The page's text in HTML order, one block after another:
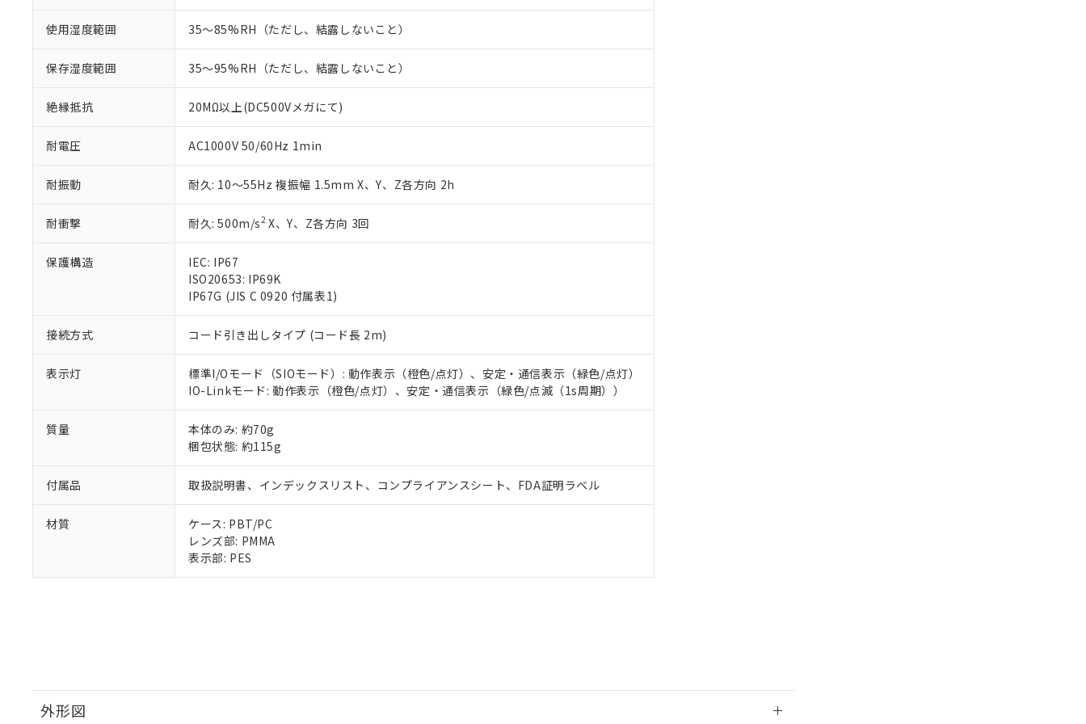
使用湿度範囲 35～85%RH（ただし、結露しないこと）
保存湿度範囲 35～95%RH（ただし、結露しないこと）
絶縁抵抗 20MΩ以上(DC500Vメガにて)
耐電圧 AC1000V 50/60Hz 1min
耐振動 耐久: 10～55Hz 複振幅 1.5mm X、Y、Z各方向 2h
耐衝撃 耐久: 500m/s2X、Y、Z各方向 3回
保護構造
IEC: IP67
ISO20653: IP69K
IP67G (JIS C 0920 付属表1)
接続方式 コード引き出しタイプ (コード長 2m)
表示灯
標準I/Oモード（SIOモード）: 動作表示（橙色/点灯）、安定・通信表示（緑色/点灯）
IO-Linkモード: 動作表示（橙色/点灯）、安定・通信表示（緑色/点滅（1s周期））
質量
本体のみ: 約70g
梱包状態: 約115g
付属品 取扱説明書、インデックスリスト、コンプライアンスシート、FDA証明ラベル
材質
ケース: PBT/PC
レンズ部: PMMA
表示部: PES
外形図
お客様が当ウェブサイト上で当社にご登録された部品リストについて、当社および当社の共同利用者
が、当社の製品・サービスに関するお客様との取引・商談に必要な範囲で利用することをご了承くだ
さい。
※当社の共同利用者とは、
いる法人を指します。
※3 非含有証明書ダウンロード
EU RoHS指令（10物質）の非含有証明書
51物質の非含有証明書（当社基準）
※本証明書は発行日時点で非含有を証明するもので、過去に遡って非含有を証明するものではありません。
また、RoHS指令のフタル酸エステル類４物質の対応では、対応完了までの期間は出荷製品に未対応品が
既に当社にて対応品への在庫切替を完了していることから、特段のことがない限り、2022年1月12日よ
り割愛しております。
味します。
「－」：未確認です。当社販売部門へお問い合わせください。
空
白
受注生産機種、また在庫状況の情報を公開していない機種